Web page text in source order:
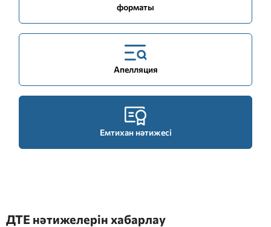
форматы
Апелляция
Емтихан нәтижесі
ДТЕ нәтижелерін хабарлау